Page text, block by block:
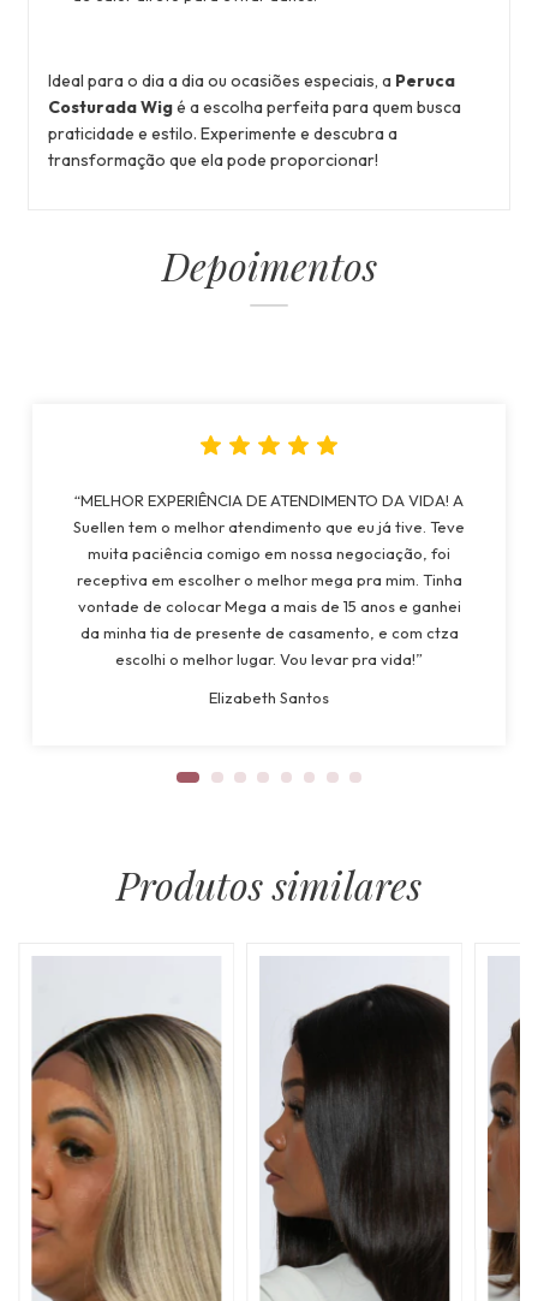
Ideal para o dia a dia ou ocasiões especiais, a Peruca
Costurada Wigé a escolha perfeita para quem busca
praticidade e estilo. Experimente e descubra a
transformação que ela pode proporcionar!
Depoimentos
“MELHOR EXPERIÊNCIA DE ATENDIMENTO DA VIDA! A
Suellen tem o melhor atendimento que eu já tive. Teve
muita paciência comigo em nossa negociação, foi
receptiva em escolher o melhor mega pra mim. Tinha
vontade de colocar Mega a mais de 15 anos e ganhei
da minha tia de presente de casamento, e com ctza
escolhi o melhor lugar. Vou levar pra vida!”
Elizabeth Santos
Produtos similares